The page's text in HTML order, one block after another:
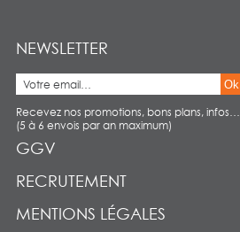
NEWSLETTER
Ok
Recevez nos promotions, bons plans, infos…
(5 à 6 envois par an maximum)
RECRUTEMENT
MENTIONS LÉGALES
GGV